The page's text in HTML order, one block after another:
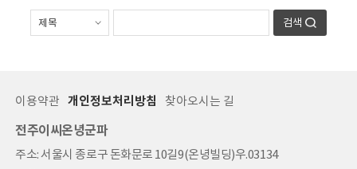
검색
이용약관 개인정보처리방침 찾아오시는 길
전주이씨온녕군파
주소: 서울시 종로구 돈화문로 10길9(온녕빌딩)우.03134